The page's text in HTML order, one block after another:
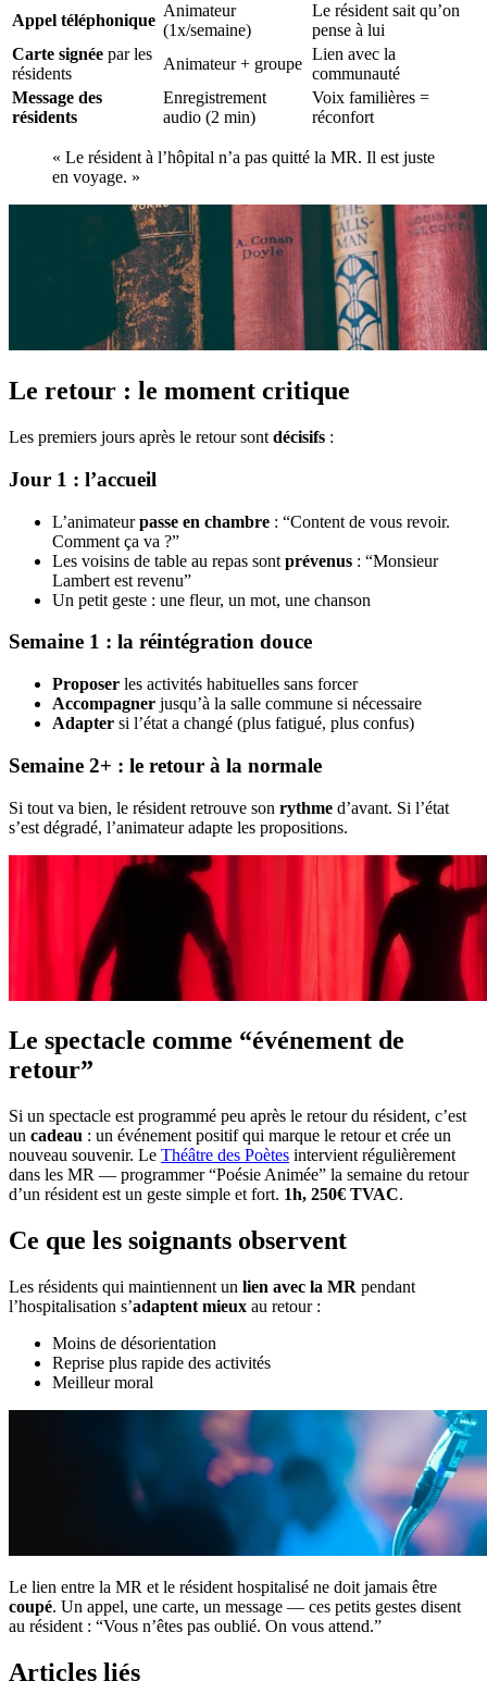
Appel téléphonique
Animateur
(1x/semaine)
Le résident sait qu’on
pense à lui
Carte signée par les
résidents
Animateur + groupe
Lien avec la
communauté
Message des
résidents
Enregistrement
audio (2 min)
Voix familières =
réconfort
« Le résident à l’hôpital n’a pas quitté la MR. Il est juste
en voyage. »
Le retour : le moment critique
Les premiers jours après le retour sont décisifs :
Jour 1 : l’accueil
L’animateurpasse en chambre : “Content de vous revoir.
Comment ça va ?”
Les voisins de table au repas sont prévenus : “Monsieur
Lambert est revenu”
Un petit geste : une fleur, un mot, une chanson
Semaine 1 : la réintégration douce
Proposer les activités habituelles sans forcer
Accompagner jusqu’à la salle commune si nécessaire
Adapter si l’état a changé (plus fatigué, plus confus)
Semaine 2+ : le retour à la normale
Si tout va bien, le résident retrouve son rythme d’avant. Si l’état
s’est dégradé, l’animateur adapte les propositions.
Le spectacle comme “événement de
retour”
Si un spectacle est programmé peu après le retour du résident, c’est
un cadeau : un événement positif qui marque le retour et crée un
nouveau souvenir. Le Théâtre des Poètes intervient régulièrement
dans les MR — programmer “Poésie Animée” la semaine du retour
d’un résident est un geste simple et fort. 1h, 250€ TVAC.
Ce que les soignants observent
Les résidents qui maintiennent un lien avec la MR pendant
l’hospitalisation s’adaptent mieux au retour :
Moins de désorientation
Reprise plus rapide des activités
Meilleur moral
Le lien entre la MR et le résident hospitalisé ne doit jamais être
coupé. Un appel, une carte, un message — ces petits gestes disent
au résident : “Vous n’êtes pas oublié. On vous attend.”
Articles liés